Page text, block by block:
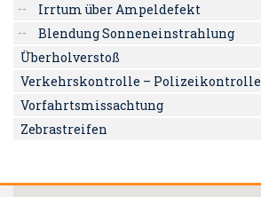
Irrtum über Ampeldefekt
Blendung Sonneneinstrahlung
Überholverstoß
Verkehrskontrolle – Polizeikontrolle
Vorfahrtsmissachtung
Zebrastreifen